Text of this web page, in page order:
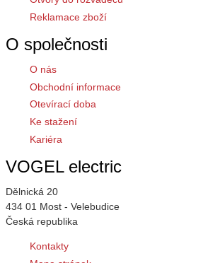
Reklamace zboží
O společnosti
O nás
Obchodní informace
Otevírací doba
Ke stažení
Kariéra
VOGEL electric
Dělnická 20
434 01 Most - Velebudice
Česká republika
Kontakty